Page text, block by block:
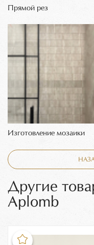
Прямой рез
Изготовление мозаики
Другие
Aplomb